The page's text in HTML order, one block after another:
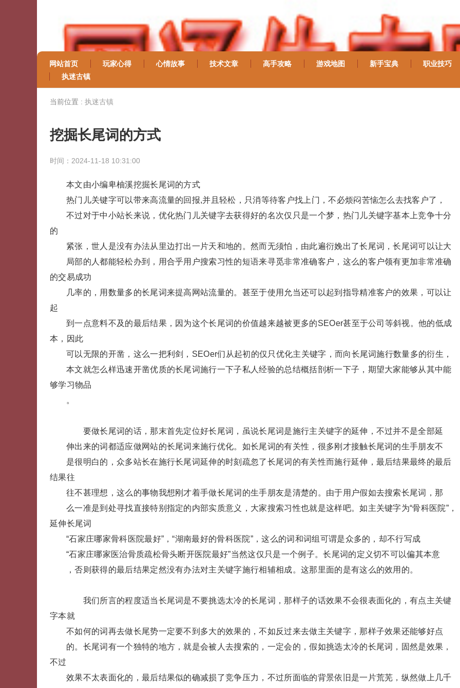
网站首页 玩家心得 心情故事 技术文章 高手攻略 游戏地图 新手宝典 职业技巧
执迷古镇
当前位置 : 执迷古镇
挖掘长尾词的方式
时间：2024-11-18 10:31:00
本文由小编卑柚溪挖掘长尾词的方式
热门儿关键字可以带来高流量的回报,并且轻松，只消等待客户找上门，不必烦闷苦恼怎么去找客户了，
不过对于中小站长来说，优化热门儿关键字去获得好的名次仅只是一个梦，热门儿关键字基本上竞争十分
的
紧张，世人是没有办法从里边打出一片天和地的。然而无须怕，由此遍衍娩出了长尾词，长尾词可以让大
局部的人都能轻松办到，用合乎用户搜索习性的短语来寻觅非常准确客户，这么的客户领有更加非常准确
的交易成功
几率的，用数量多的长尾词来提高网站流量的。甚至于使用允当还可以起到指导精准客户的效果，可以让
起
到一点意料不及的最后结果，因为这个长尾词的价值越来越被更多的SEOer甚至于公司等斜视。他的低成
本，因此
可以无限的开凿，这么一把利剑，SEOer们从起初的仅只优化主关键字，而向长尾词施行数量多的衍生，
本文就怎么样迅速开凿优质的长尾词施行一下子私人经验的总结概括剖析一下子，期望大家能够从其中能
够学习物品
。
要做长尾词的话，那末首先定位好长尾词，虽说长尾词是施行主关键字的延伸，不过并不是全部延
伸出来的词都适应做网站的长尾词来施行优化。如长尾词的有关性，很多刚才接触长尾词的生手朋友不
是很明白的，众多站长在施行长尾词延伸的时刻疏忽了长尾词的有关性而施行延伸，最后结果最终的最后
结果往
往不甚理想，这么的事物我想刚才着手做长尾词的生手朋友是清楚的。由于用户假如去搜索长尾词，那
么一准是到处寻找直接特别指定的内部实质意义，大家搜索习性也就是这样吧。如主关键字为“骨科医院”，
延伸长尾词
“石家庄哪家骨科医院最好”，“湖南最好的骨科医院”，这么的词和词组可谓是众多的，却不行写成
“石家庄哪家医治骨质疏松骨头断开医院最好”当然这仅只是一个例子。长尾词的定义切不可以偏其本意
，否则获得的最后结果定然没有办法对主关键字施行相辅相成。这那里面的是有这么的效用的。
我们所言的程度适当长尾词是不要挑选太冷的长尾词，那样子的话效果不会很表面化的，有点主关键
字本就
不如何的词再去做长尾势一定要不到多大的效果的，不如反过来去做主关键字，那样子效果还能够好点
的。长尾词有一个独特的地方，就是会被人去搜索的，一定会的，假如挑选太冷的长尾词，固然是效果，
不过
效果不太表面化的，最后结果似的确减损了竞争压力，不过所面临的背景依旧是一片荒芜，纵然做上几千